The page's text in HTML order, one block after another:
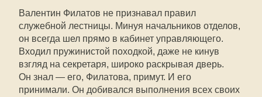
Валентин Филатов не признавал правил
служебной лестницы. Минуя начальников отделов,
он всегда шел прямо в кабинет управляющего.
Входил пружинистой походкой, даже не кинув
взгляд на секретаря, широко раскрывая дверь.
Он знал — его, Филатова, примут. И его
принимали. Он добивался выполнения всех своих